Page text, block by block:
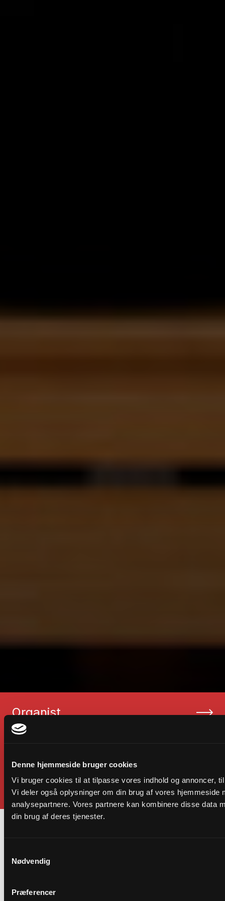
Denne hjemmeside bruger cookies
Vi bruger cookies til at tilpasse vores indhold og annoncer,
Vi deler også oplysninger om din brug af vores
analysepartnere. Vores partnere kan kombinere disse data
din brug af deres tjenester.
Nødvendig
Præferencer
Organist
Kirkesanger
Korleder
Klokkenist